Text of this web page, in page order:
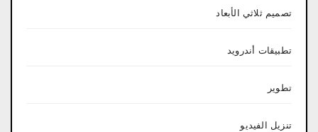
تصميم ثلاثي الأبعاد
تطبيقات أندرويد
تطوير
تنزيل الفيديو